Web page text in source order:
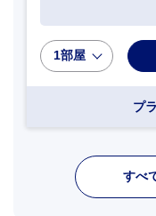
1部屋
プ
すべ